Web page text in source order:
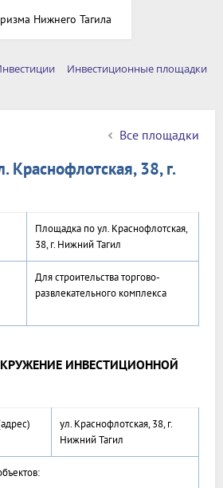
Нижнего Тагила
Инвестиционные площадки
Все площадки
Краснофлотская, 38, г.
Площадка по ул. Краснофлотская,
38, г. Нижний Тагил
Для строительства торгово-
развлекательного комплекса
ИНВЕСТИЦИОННОЙ
ул. Краснофлотская, 38, г.
Нижний Тагил